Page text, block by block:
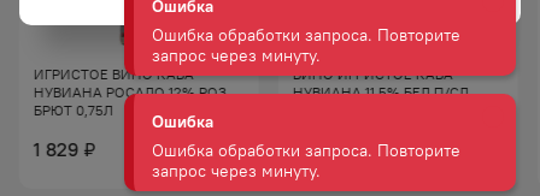
ИГРИСТОЕ ВИНО КАВА
НУВИАНА РОСАДО 12% РОЗ
БРЮТ 0,75Л
1 829 ₽
ВИНО ИГРИСТОЕ КАВА
НУВИАНА 11,5% БЕЛ П/СЛ
1 547 ₽
Ошибка
Ошибка обработки запроса. Повторите
запрос через минуту.
Ошибка
Ошибка обработки запроса. Повторите
запрос через минуту.